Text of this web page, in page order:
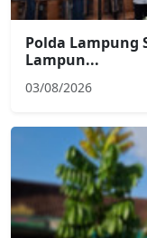
Polda Lampung
Lampun...
03/08/2026